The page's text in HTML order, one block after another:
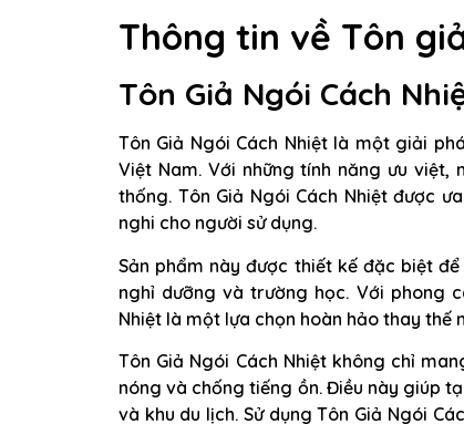
Thông tin về Tôn
Tôn Giả Ngói Cách
Tôn Giả Ngói Cách Nhiệt là một giải
Việt Nam. Với những tính năng ưu
thống. Tôn Giả Ngói Cách Nhiệt được
nghi cho người sử dụng.
Sản phẩm này được thiết kế đặc biệt
nghỉ dưỡng và trường học. Với phong
Nhiệt là một lựa chọn hoàn hảo thay thế
Tôn Giả Ngói Cách Nhiệt không chỉ
nóng và chống tiếng ồn. Điều này giúp
và khu du lịch. Sử dụng Tôn Giả Ngói